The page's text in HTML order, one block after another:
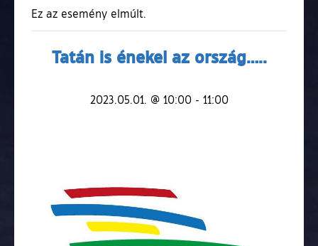
Ez az esemény elmúlt.
Tatán is énekel az ország…..
2023.05.01. @ 10:00- 11:00